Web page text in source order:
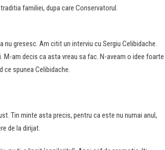
familiei, dupa care Conservatorul.
nu gresesc. Am citit un interviu cu Sergiu Celibidache.
am decis ca asta vreau sa fac. N-aveam o idee foarte
ce spunea Celibidache.
Tin minte asta precis, pentru ca este nu numai anul,
de la dirijat.